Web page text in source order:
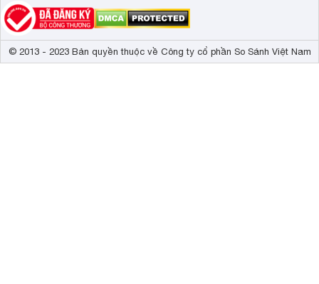
© 2013 - 2023 Bản quyền thuộc về Công ty cổ phần So Sánh Việt Nam